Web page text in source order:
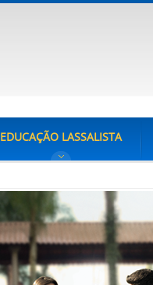
EDUCAÇÃO LASSALISTA